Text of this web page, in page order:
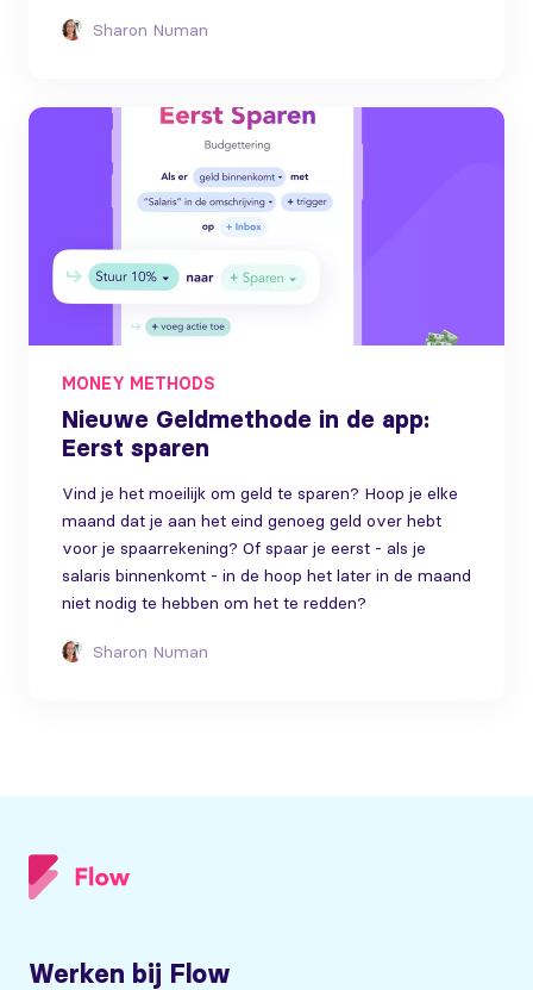
Sharon Numan
MONEY METHODS
Nieuwe Geldmethode in de app:
Eerst sparen
Vind je het moeilijk om geld te sparen? Hoop je elke
maand dat je aan het eind genoeg geld over hebt
voor je spaarrekening? Of spaar je eerst - als je
salaris binnenkomt - in de hoop het later in de maand
niet nodig te hebben om het te redden?
Sharon Numan
Werken bij Flow